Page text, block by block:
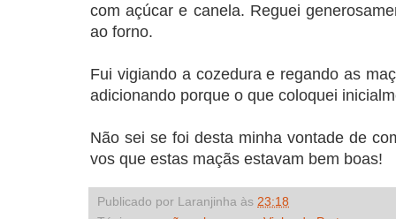
com açúcar e canela. Reguei
ao forno.
Fui vigiando a cozedura e regando as
adicionando porque o que coloquei
Não sei se foi desta minha vontade de
vos que estas maçãs estavam bem boas!
Publicado por Laranjinha às 23:18